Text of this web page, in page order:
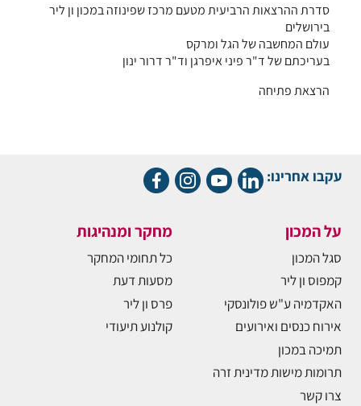
סדרת ההרצאות הרביעית מטעם מרכז שפינוזה במכון ון ליר
בירושלים
עולם המחשבה של הגל ומרקס
בעריכתם של ד"ר פיני איפרגן וד"ר דרור ינון
הרצאת פתיחה
עקבו אחרינו:
על המכון
סגל המכון
קמפוס ון ליר
האקדמיה ע"ש פולונסקי
אירוח כנסים ואירועים
תמיכה במכון
תרומות מישות מדינית זרה
צרו קשר
מחקר ומנהיגות
כל תחומי המחקר
מסעות דעת
פרס ון ליר
קולנוע תיעודי